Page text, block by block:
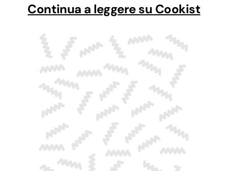
Continua a leggere su Cookist